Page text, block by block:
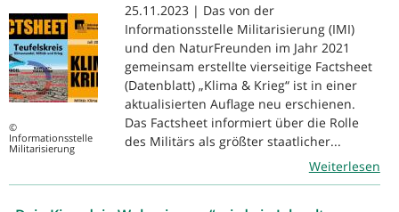
©
Informationsstelle
Militarisierung
25.11.2023 | Das von der
Informationsstelle Militarisierung (IMI)
und den NaturFreunden im Jahr 2021
gemeinsam erstellte vierseitige Factsheet
(Datenblatt) „Klima & Krieg“ ist in einer
aktualisierten Auflage neu erschienen.
Das Factsheet informiert über die Rolle
des Militärs als größter staatlicher...
Weiterlesen